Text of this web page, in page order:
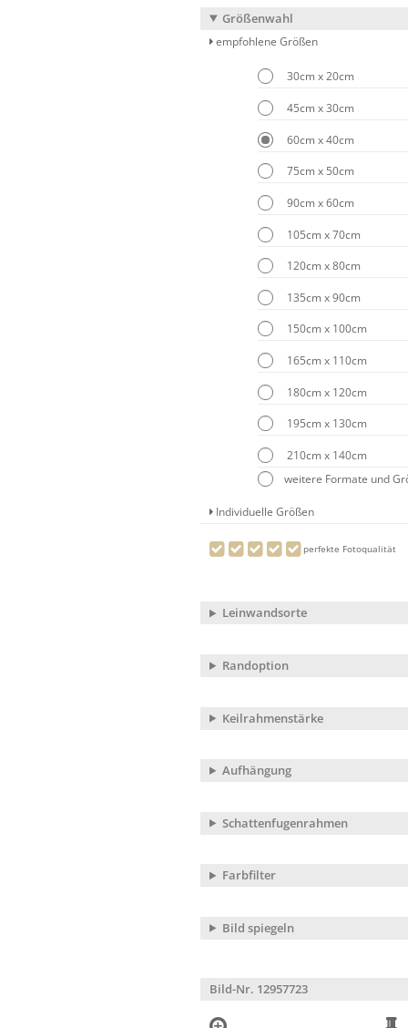
Größenwahl
empfohlene Größen
30cm x 20cm
45cm x 30cm
60cm x 40cm
75cm x 50cm
90cm x 60cm
105cm x 70cm
120cm x 80cm
135cm x 90cm
150cm x 100cm
165cm x 110cm
180cm x 120cm
195cm x 130cm
210cm x 140cm
weitere Formate und
Individuelle Größen
perfekte Fotoqualität
Leinwandsorte
Randoption
Keilrahmenstärke
Aufhängung
Schattenfugenrahmen
Farbfilter
Bild spiegeln
Bild-Nr. 12957723